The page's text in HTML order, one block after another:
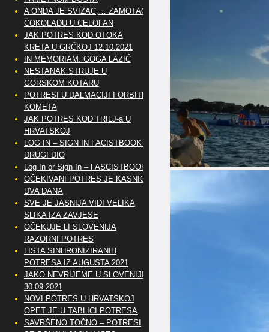
A ONDA JE SVIZAC,… ZAMOTAO
ČOKOLADU U CELOFAN
JAK POTRES KOD OTOKA
KRETA U GRČKOJ 12.10.2021
IN MEMORIAM: GOGA LAZIĆ
NESTANAK STRUJE U
GORSKOM KOTARU
POTRESI U DALMACIJI I ORBITE
KOMETA
JAK POTRES KOD TRILJ-a U
HRVATSKOJ
LOG IN – SIGN IN FACISTBOOK –
DRUGI DIO
Log In or Sign In – FASCISTBOOK
OČEKIVANI POTRES JE KASNIO
DVA DANA
SVE JE JASNIJA VIDI VELIKA
SLIKA IZA ZAVJESE
OČEKUJE LI SLOVENIJA
RAZORNI POTRES
LISTA SINHRONIZIRANIH
POTRESA IZ AUGUSTA 2021
JAKO NEVRIJEME U SLOVENIJI
30.09.2021
NOVI POTRES U HRVATSKOJ
OPET JE U TABLICI POTRESA
SAVRŠENO TOČNO – POTRESI